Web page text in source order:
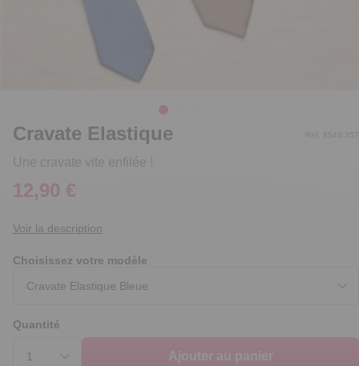
Cravate Elastique
Une cravate vite enfilée !
Réf. 8543.357
12,90 €
Voir la description
Choisissez votre modèle
Quantité
Ajouter au panier